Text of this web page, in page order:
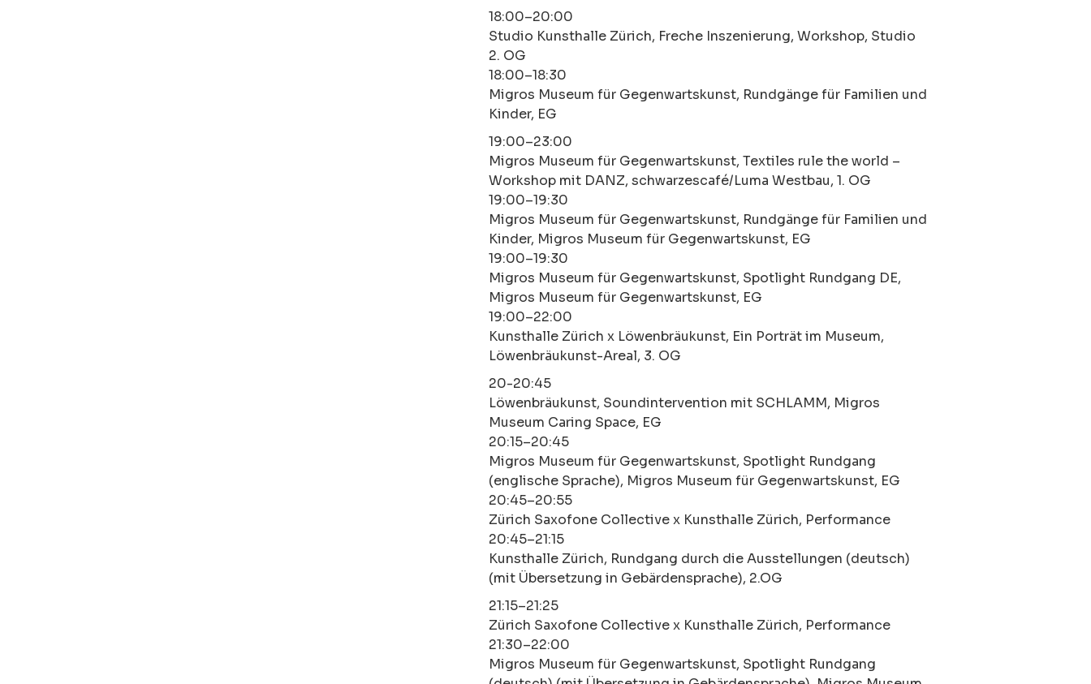
18:00–20:00
Studio Kunsthalle Zürich, Freche Inszenierung, Workshop, Studio
2. OG
18:00–18:30
Migros Museum für Gegenwartskunst, Rundgänge für Familien und
Kinder, EG
19:00–23:00
Migros Museum für Gegenwartskunst, Textiles rule the world –
Workshop mit DANZ, schwarzescafé/Luma Westbau, 1. OG
19:00–19:30
Migros Museum für Gegenwartskunst, Rundgänge für Familien und
Kinder, Migros Museum für Gegenwartskunst, EG
19:00–19:30
Migros Museum für Gegenwartskunst, Spotlight Rundgang DE,
Migros Museum für Gegenwartskunst, EG
19:00–22:00
Kunsthalle Zürich x Löwenbräukunst, Ein Porträt im Museum,
Löwenbräukunst-Areal, 3. OG
20-20:45
Löwenbräukunst, Soundintervention mit SCHLAMM, Migros
Museum Caring Space, EG
20:15–20:45
Migros Museum für Gegenwartskunst, Spotlight Rundgang
(englische Sprache), Migros Museum für Gegenwartskunst, EG
20:45–20:55
Zürich Saxofone Collective x Kunsthalle Zürich, Performance
20:45–21:15
Kunsthalle Zürich, Rundgang durch die Ausstellungen (deutsch)
(mit Übersetzung in Gebärdensprache), 2.OG
21:15–21:25
Zürich Saxofone Collective x Kunsthalle Zürich, Performance
21:30–22:00
Migros Museum für Gegenwartskunst, Spotlight Rundgang